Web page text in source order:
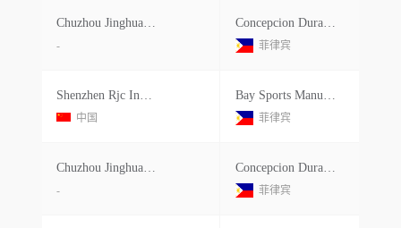
Chuzhou Jinghua Mould Manufacture Co.ltd.
-
Concepcion Durables Inc.
菲律宾
Shenzhen Rjc Industries Co.ltd.
中国
Bay Sports Manufacturing Inc.
菲律宾
Chuzhou Jinghua Mould Manufacture Co.ltd.
-
Concepcion Durables Inc.
菲律宾